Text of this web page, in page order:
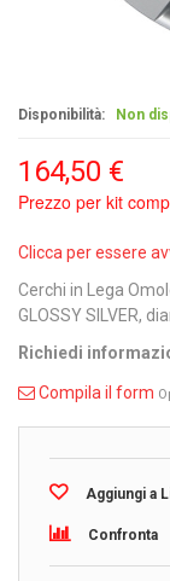
Disponibilità: Non
164,50 €
Prezzo per kit
Clicca per essere
Cerchi in Lega
GLOSSY SILVER,
Richiedi
Compila il form
Aggiungi a
Confronta